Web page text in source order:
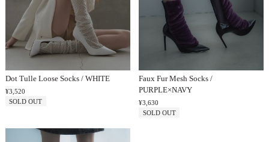
Dot Tulle Loose Socks / WHITE
¥3,520
SOLD OUT
Faux Fur Mesh Socks /
PURPLE×NAVY
¥3,630
SOLD OUT